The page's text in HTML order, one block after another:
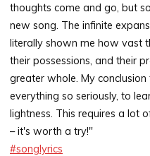
thoughts come and go, but
new song. The infinite
literally shown me how vast
their possessions, and their
greater whole. My
everything so seriously, to
lightness. This requires a lot
– it's worth a try!"
#songlyrics